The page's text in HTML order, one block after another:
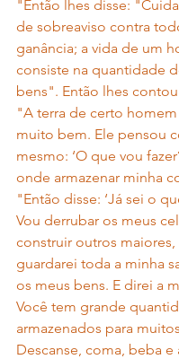
"Então lhes disse:
de sobreaviso contra
ganância; a vida de um
consiste na quantidade
bens". Então lhes
"A terra de certo
muito bem. Ele pensou
mesmo: ‘O que vou
onde armazenar minha
"Então disse: ‘Já sei o
Vou derrubar os meus
construir outros maiores,
guardarei toda a minha
os meus bens. E direi a
Você tem grande
armazenados para
Descanse, coma, beba e